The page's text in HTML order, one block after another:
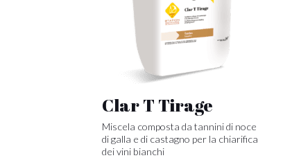
Clar T Tirage
Miscela composta da tannini di noce
di galla e di castagno per la chiarifica
dei vini bianchi